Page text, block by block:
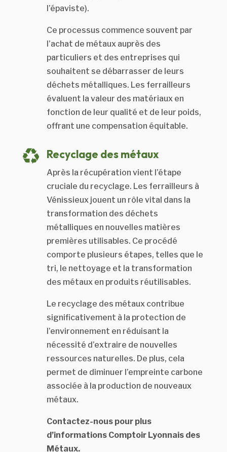
l’épaviste).
Ce processus commence souvent par
l’achat de métaux auprès des
particuliers et des entreprises qui
souhaitent se débarrasser de leurs
déchets métalliques. Les ferrailleurs
évaluent la valeur des matériaux en
fonction de leur qualité et de leur poids,
offrant une compensation équitable.
Recyclage des métaux
Après la récupération vient l’étape
cruciale du recyclage. Les ferrailleurs à
Vénissieux jouent un rôle vital dans la
transformation des déchets
métalliques en nouvelles matières
premières utilisables. Ce procédé
comporte plusieurs étapes, telles que le
tri, le nettoyage et la transformation
des métaux en produits réutilisables.
Le recyclage des métaux contribue
significativement à la protection de
l’environnement en réduisant la
nécessité d’extraire de nouvelles
ressources naturelles. De plus, cela
permet de diminuer l’empreinte carbone
associée à la production de nouveaux
métaux.
Contactez-nous pour plus
d’informations Comptoir Lyonnais des
Métaux.